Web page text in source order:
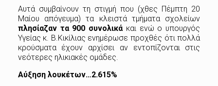
Αυτά συμβαίνουν τη στιγμή που (χθες Πέμπτη 20
Μαίου απόγευμα) τα κλειστά τμήματα σχολείων
πλησίαζαν τα 900 συνολικά και ενώ ο υπουργός
Υγείας κ. Β.Κικίλιας ενημέρωσε προχθές ότι πολλά
κρούσματα έχουν αρχίσει αν εντοπίζονται στις
νεότερες ηλικιακές ομάδες.
Αύξηση λουκέτων…2.615%